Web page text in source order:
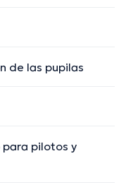
de las pupilas
pilotos y